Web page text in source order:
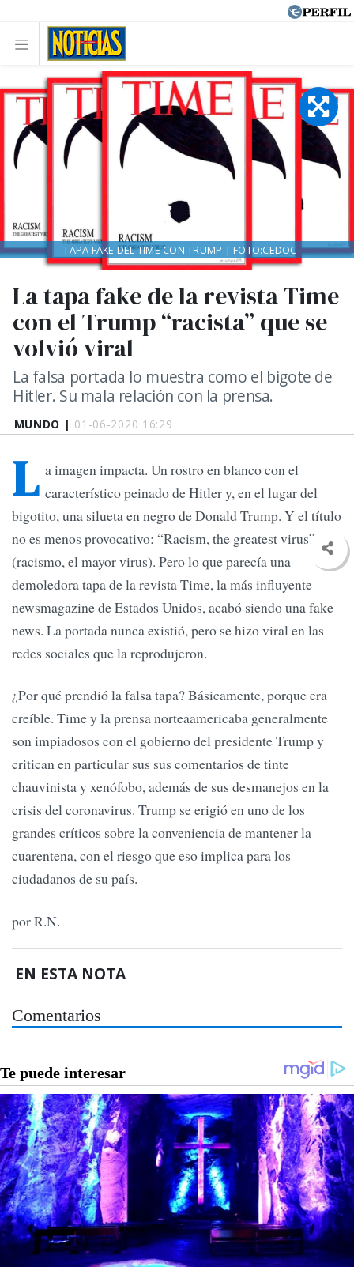
MUNDO | 01-06-2020 16:29
La tapa fake de la revista Time
con el Trump “racista” que se
volvió viral
La falsa portada lo muestra como el bigote de
Hitler. Su mala relación con la prensa.
TAPA FAKE DEL TIME CON TRUMP | FOTO:CEDOC
L a imagen impacta. Un rostro en blanco con el
característico peinado de Hitler y, en el lugar del
bigotito, una silueta en negro de Donald Trump. Y el título
no es menos provocativo: “Racism, the greatest virus”
(racismo, el mayor virus). Pero lo que parecía una
demoledora tapa de la revista Time, la más influyente
newsmagazine de Estados Unidos, acabó siendo una fake
news. La portada nunca existió, pero se hizo viral en las
redes sociales que la reprodujeron.
¿Por qué prendió la falsa tapa? Básicamente, porque era
creíble. Time y la prensa norteaamericaba generalmente
son impiadosos con el gobierno del presidente Trump y
critican en particular sus sus comentarios de tinte
chauvinista y xenófobo, además de sus desmanejos en la
crisis del coronavirus. Trump se erigió en uno de los
grandes críticos sobre la conveniencia de mantener la
cuarentena, con el riesgo que eso implica para los
ciudadanos de su país.
por R.N.
EN ESTA NOTA
Comentarios